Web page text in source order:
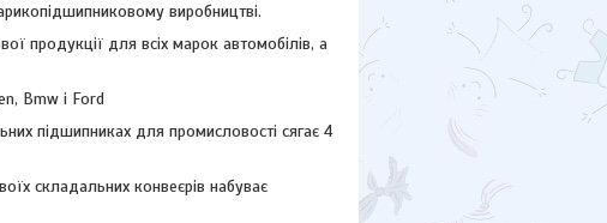
виробництві.
продукції для всіх марок автомобілів, а
Bmw і Ford
підшипниках для промисловості сягає 4
складальних конвеєрів набуває